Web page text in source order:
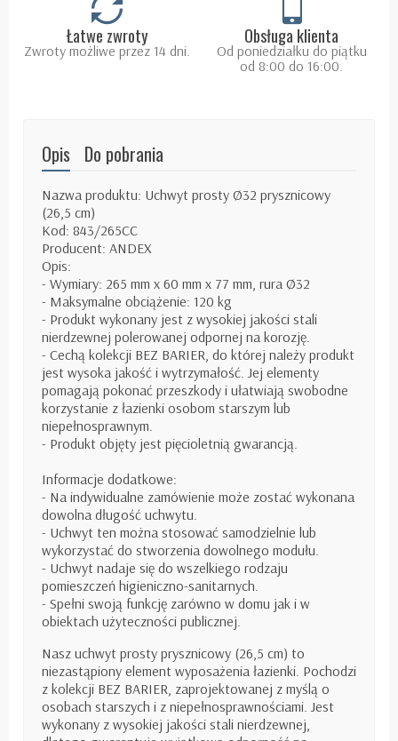
Łatwe zwroty
Zwroty możliwe przez 14 dni.
Obsługa klienta
Od poniedziałku do piątku
od 8:00 do 16:00.
Opis Do pobrania
Nazwa produktu: Uchwyt prosty Ø32 prysznicowy
(26,5 cm)
Kod: 843/265CC
Producent: ANDEX
Opis:
- Wymiary: 265 mm x 60 mm x 77 mm, rura Ø32
- Maksymalne obciążenie: 120 kg
- Produkt wykonany jest z wysokiej jakości stali
nierdzewnej polerowanej odpornej na korozję.
- Cechą kolekcji BEZ BARIER, do której należy produkt
jest wysoka jakość i wytrzymałość. Jej elementy
pomagają pokonać przeszkody i ułatwiają swobodne
korzystanie z łazienki osobom starszym lub
niepełnosprawnym.
- Produkt objęty jest pięcioletnią gwarancją.
Informacje dodatkowe:
- Na indywidualne zamówienie może zostać wykonana
dowolna długość uchwytu.
- Uchwyt ten można stosować samodzielnie lub
wykorzystać do stworzenia dowolnego modułu.
- Uchwyt nadaje się do wszelkiego rodzaju
pomieszczeń higieniczno-sanitarnych.
- Spełni swoją funkcję zarówno w domu jak i w
obiektach użyteczności publicznej.
Nasz uchwyt prosty prysznicowy (26,5 cm) to
niezastąpiony element wyposażenia łazienki. Pochodzi
z kolekcji BEZ BARIER, zaprojektowanej z myślą o
osobach starszych i z niepełnosprawnościami . Jest
wykonany z wysokiej jakości stali nierdzewnej,